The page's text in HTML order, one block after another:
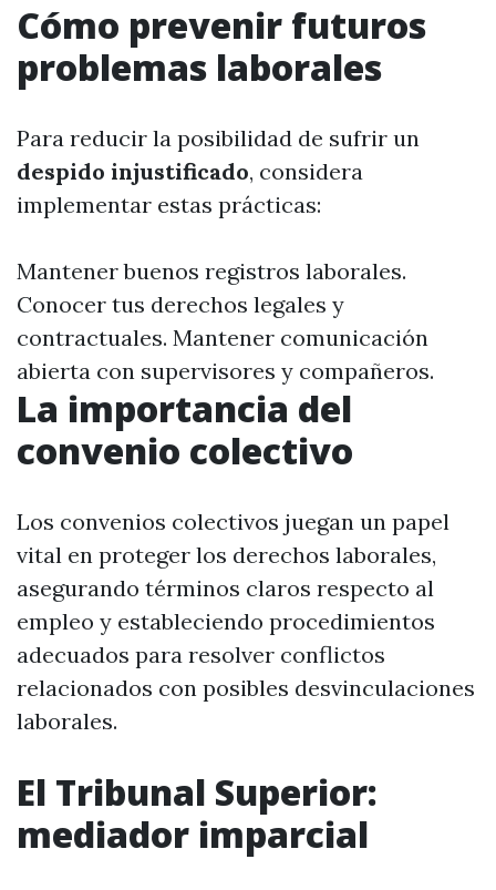
Cómo prevenir futuros
problemas laborales
Para reducir la posibilidad de sufrir un
despido injustificado, considera
implementar estas prácticas:
Mantener buenos registros laborales.
Conocer tus derechos legales y
contractuales. Mantener comunicación
abierta con supervisores y compañeros.
La importancia del
convenio colectivo
Los convenios colectivos juegan un papel
vital en proteger los derechos laborales,
asegurando términos claros respecto al
empleo y estableciendo procedimientos
adecuados para resolver conflictos
relacionados con posibles desvinculaciones
laborales.
El Tribunal Superior:
mediador imparcial